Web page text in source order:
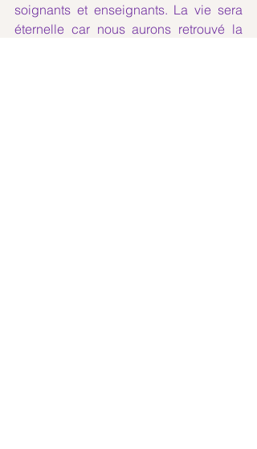
soignants et enseignants. La vie sera
éternelle car nous aurons retrouvé la